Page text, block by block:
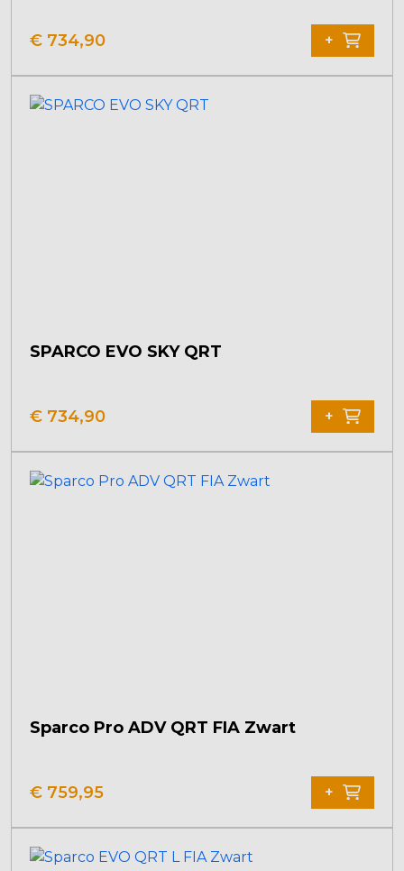
€ 734,90 +
SPARCO EVO SKY QRT
€ 734,90 +
Sparco Pro ADV QRT FIA Zwart
€ 759,95 +